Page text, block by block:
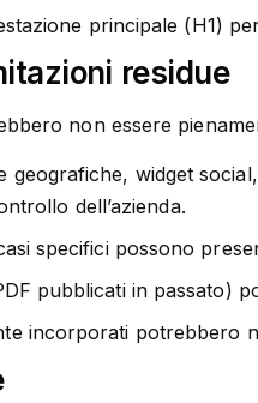
principale (H1)
residue
non essere
geografiche, widget
dell’azienda.
specifici possono
pubblicati in passato)
incorporati potrebbero